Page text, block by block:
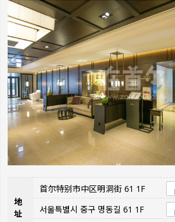
地
址
首尔特别市中区明洞街 61 1F
서울특별시 중구 명동길 61 1F